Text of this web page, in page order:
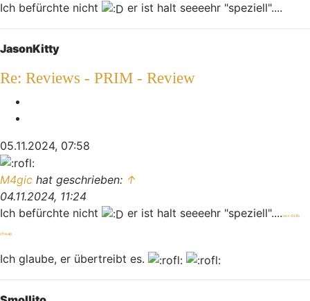
Ich befürchte nicht
er ist halt seeeehr "speziell"....
JasonKitty
Re: Reviews - PRIM - Review
05.11.2024, 07:58
M4gic hat geschrieben: ↑
04.11.2024, 11:24
Ich befürchte nicht
er ist halt seeeehr "speziell"....sex dolls
cheap
Ich glaube, er übertreibt es.